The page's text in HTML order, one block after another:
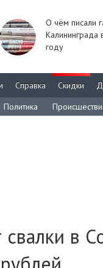
О чём писали
Калининграда
году
Справка Скидки
Политика
в